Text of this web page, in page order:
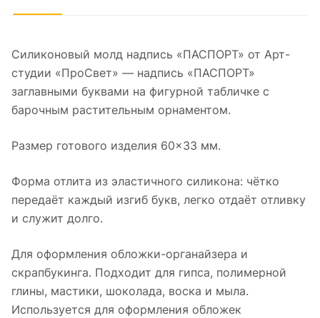
Силиконовый молд надпись «ПАСПОРТ» от Арт-
студии «ПроСвет» — надпись «ПАСПОРТ»
заглавными буквами на фигурной табличке с
барочным растительным орнаментом.
Размер готового изделия 60×33 мм.
Форма отлита из эластичного силикона: чётко
передаёт каждый изгиб букв, легко отдаёт отливку
и служит долго.
Для оформления обложки-органайзера и
скрапбукинга. Подходит для гипса, полимерной
глины, мастики, шоколада, воска и мыла.
Используется для оформления обложек